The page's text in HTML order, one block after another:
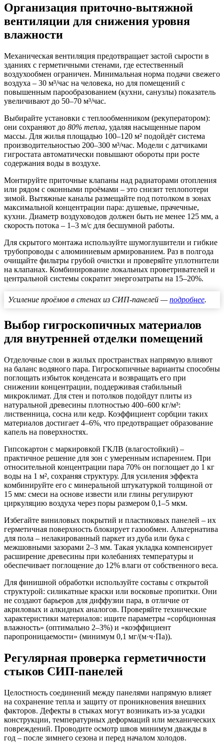
Организация приточно-вытяжной
вентиляции для снижения уровня
влажности
Механическая вентиляция предотвращает застой сырости в
зданиях с герметичными стенами, где естественный
воздухообмен ограничен. Минимальная норма подачи свежего
воздуха – 30 м³/час на человека, но для помещений с
повышенным парообразованием (кухни, санузлы) показатель
увеличивают до 50–70 м³/час.
Выбирайте установки с теплообменником (рекуператором):
они сохраняют до 80% тепла, удаляя насыщенные паром
массы. Для жилья площадью 100–120 м² подойдёт система
производительностью 200–300 м³/час. Модели с датчиками
гигростата автоматически повышают обороты при росте
содержания воды в воздухе.
Монтируйте приточные клапаны над радиаторами отопления
или рядом с оконными проёмами – это снизит теплопотери
зимой. Вытяжные каналы размещайте под потолком в зонах
максимальной концентрации пара: душевые, прачечные,
кухни. Диаметр воздуховодов должен быть не менее 125 мм, а
скорость потока – 1–3 м/с для бесшумной работы.
Для скрытого монтажа используйте шумоглушители и гибкие
трубопроводы с алюминиевым армированием. Раз в полгода
очищайте фильтры грубой очистки и проверяйте уплотнители
на клапанах. Комбинирование локальных проветривателей и
центральной системы сократит энергозатраты на 15–20%.
Усиление проёмов в стенах из СИП-панелей —подробнее.
Выбор гигроскопичных материалов
для внутренней отделки помещений
Отделочные слои в жилых пространствах напрямую влияют
на баланс водяного пара. Гигроскопичные варианты способны
поглощать избыток конденсата и возвращать его при
снижении концентрации, поддерживая стабильный
микроклимат. Для стен и потолков подойдут плиты из
натуральной древесины плотностью 400–600 кг/м³:
лиственница, сосна или кедр. Коэффициент сорбции таких
материалов достигает 4–6%, что предотвращает образование
капель на поверхностях.
Гипсокартон с маркировкой ГКЛВ (влагостойкий) –
практичное решение для зон с умеренным испарением. При
относительной концентрации пара 70% он поглощает до 1 кг
воды на 1 м², сохраняя структуру. Для усиления эффекта
комбинируйте его с минеральной штукатуркой толщиной от
15 мм: смеси на основе извести или глины регулируют
циркуляцию воздуха через поры размером 0,1–5 мкм.
Избегайте виниловых покрытий и пластиковых панелей – их
герметичная поверхность блокирует газообмен. Альтернатива
для пола – нелакированный паркет из дуба или бука с
межшовными зазорами 2–3 мм. Такая укладка компенсирует
расширение древесины при колебаниях температуры и
обеспечивает поглощение до 12% влаги от собственного веса.
Для финишной обработки используйте составы с открытой
структурой: силикатные краски или восковые пропитки. Они
не создают барьеров для диффузии пара, в отличие от
акриловых и алкидных аналогов. Проверяйте технические
характеристики материалов: ищите параметры «сорбционная
влажность» (оптимально 2–3%) и «коэффициент
паропроницаемости» (минимум 0,1 мг/(м·ч·Па)).
Регулярная проверка герметичности
стыков СИП-панелей
Целостность соединений между панелями напрямую влияет
на сохранение тепла и защиту от проникновения внешних
факторов. Дефекты в стыках могут возникать из-за усадки
конструкции, температурных деформаций или механических
повреждений. Проводите осмотр швов минимум дважды в
год – после зимнего сезона и перед началом холодов.